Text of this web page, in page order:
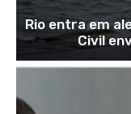
Rio entra em
Civil